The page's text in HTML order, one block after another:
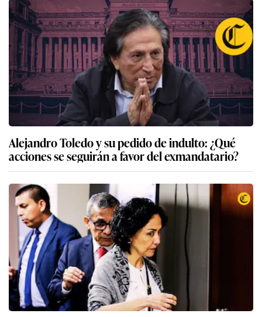
Alejandro Toledo y su pedido de indulto: ¿Qué
acciones se seguirán a favor del exmandatario?